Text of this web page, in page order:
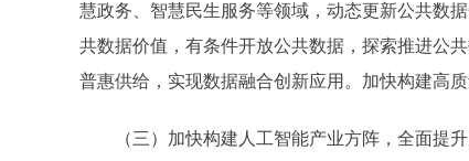
慧政务、智慧民生服务等领域，动态更新公共数
共数据价值，有条件开放公共数据，探索推进公
普惠供给，实现数据融合创新应用。加快构建高
（三）加快构建人工智能产业方阵，全面提升